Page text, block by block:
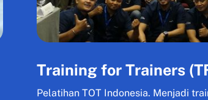
Training for Trainers
Pelatihan TOT Indonesia. Menjadi